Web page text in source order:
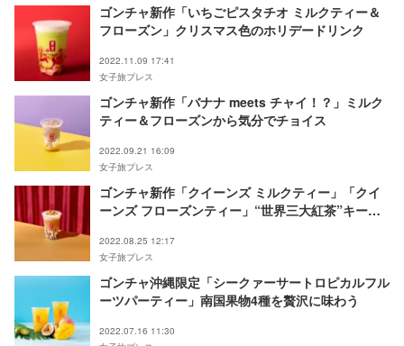
ゴンチャ新作「いちごピスタチオ ミルクティー＆
フローズン」クリスマス色のホリデードリンク
2022.11.09 17:41
女子旅プレス
ゴンチャ新作「バナナ meets チャイ！？」ミルク
ティー＆フローズンから気分でチョイス
2022.09.21 16:09
女子旅プレス
ゴンチャ新作「クイーンズ ミルクティー」「クイ
ーンズ フローズンティー」“世界三大紅茶”キーム
2022.08.25 12:17
女子旅プレス
ゴンチャ沖縄限定「シークァーサートロピカルフル
ーツパーティー」南国果物4種を贅沢に味わう
2022.07.16 11:30